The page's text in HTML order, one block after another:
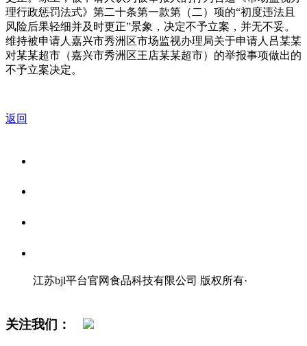
理行政惩罚法式》第二十条第一款第（二）项的“初度违法且
风险后果轻细并及时更正”景象，决定不予立案，并无不妥。
维持被申请人嘉兴市秀洲区市场监视办理局关于申请人吕某某
对某某超市（嘉兴市秀洲区王店某某超市）的举报事项做出的
不予立案决定。
返回
江苏bjl平台官网食品科技有限公司 版权所有·
关注我们：